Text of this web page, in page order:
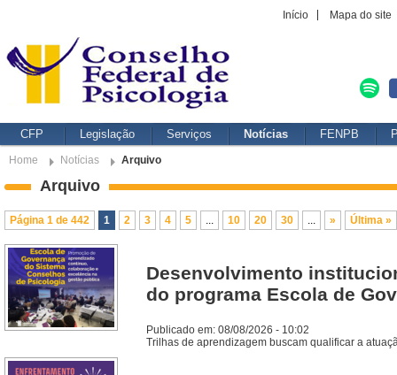
Início Mapa do site
CFP Legislação Serviços Notícias FENPB
Home Notícias Arquivo
Arquivo
Página 1 de 442 1 2 3 4 5 ... 10 20 30 ... » Última »
Desenvolvimento
do programa Escola de
Publicado em: 08/08/2026 - 10:02
Trilhas de aprendizagem buscam qualificar a